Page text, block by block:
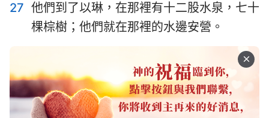
27 他們到了以琳，在那裡有十二股水泉，七十
棵棕樹；他們就在那裡的水邊安營。